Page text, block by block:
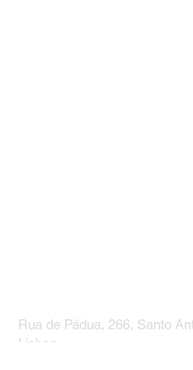
Rua de Pádua, 266, Santo
Lisboa